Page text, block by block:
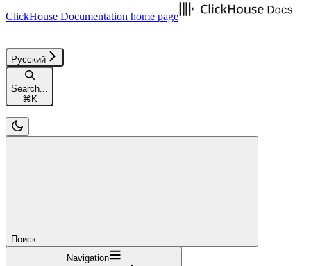
ClickHouse Documentation home page
Русский
Search...
⌘ K
Поиск...
Navigation